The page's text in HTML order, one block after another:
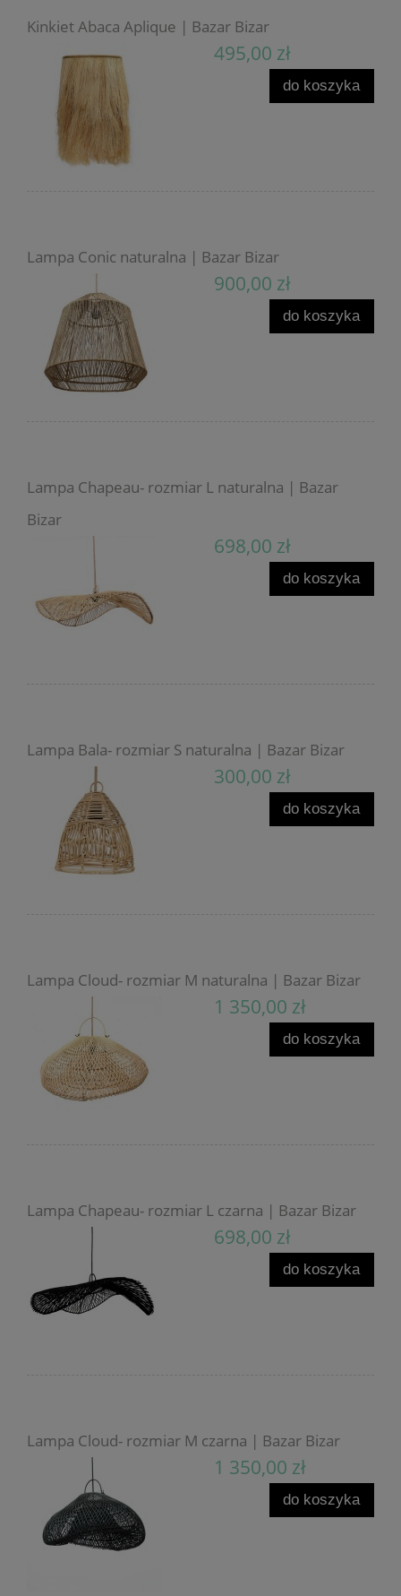
Kinkiet Abaca Aplique | Bazar Bizar
495,00 zł
do koszyka
Lampa Conic naturalna | Bazar Bizar
900,00 zł
do koszyka
Lampa Chapeau- rozmiar L naturalna | Bazar
Bizar
698,00 zł
do koszyka
Lampa Bala- rozmiar S naturalna | Bazar Bizar
300,00 zł
do koszyka
Lampa Cloud- rozmiar M naturalna | Bazar Bizar
1 350,00 zł
do koszyka
Lampa Chapeau- rozmiar L czarna | Bazar Bizar
698,00 zł
do koszyka
Lampa Cloud- rozmiar M czarna | Bazar Bizar
1 350,00 zł
do koszyka